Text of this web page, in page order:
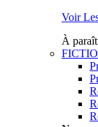
Voir
À